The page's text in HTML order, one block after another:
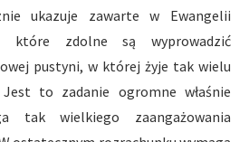
ukazuje zawarte w Ewangelii
które zdolne są wyprowadzić
pustyni, w której żyje tak wielu
Jest to zadanie ogromne właśnie
tak wielkiego zaangażowania